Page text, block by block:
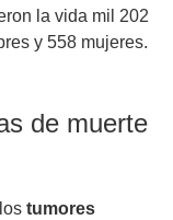
la vida mil 202
y 558 mujeres.
de muerte
tumores